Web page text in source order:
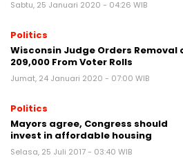
Sabtu, 25 Januari 2020 - 04:26 WIB
Politics
Wisconsin Judge Orders Removal
209,000 From Voter Rolls
Jumat, 24 Januari 2020 - 07:00 WIB
Politics
Mayors agree, Congress should
invest in affordable housing
Selasa, 25 Juli 2017 - 03:40 WIB